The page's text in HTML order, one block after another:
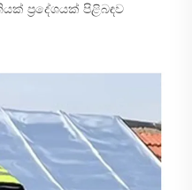
ප්‍රදේශයක් පිළිබඳව